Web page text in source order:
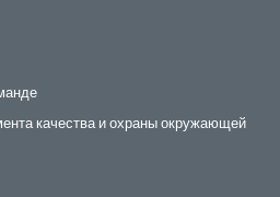
качества и охраны окружающей